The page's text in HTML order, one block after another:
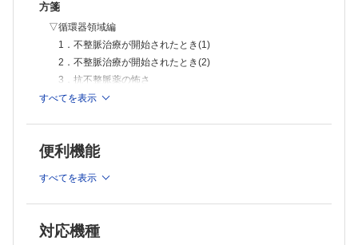
方箋
▽循環器領域編
1．不整脈治療が開始されたとき(1)
2．不整脈治療が開始されたとき(2)
3．抗不整脈薬の怖さ
4．不整脈治療薬が追加されたとき(1)
7．心不全にNSAIDs(2)
9．ニューキノロン系抗菌薬×心疾患患者
10．三叉神経痛治療薬が開始されたとき
11．Ca拮抗薬にこの併用は？
▽腎機能低下編
すべてを表示
便利機能
すべてを表示
対応機種